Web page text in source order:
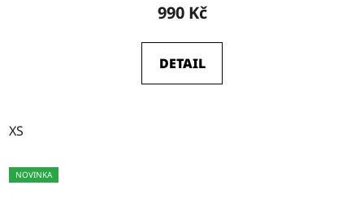
990 Kč
DETAIL
XS
NOVINKA